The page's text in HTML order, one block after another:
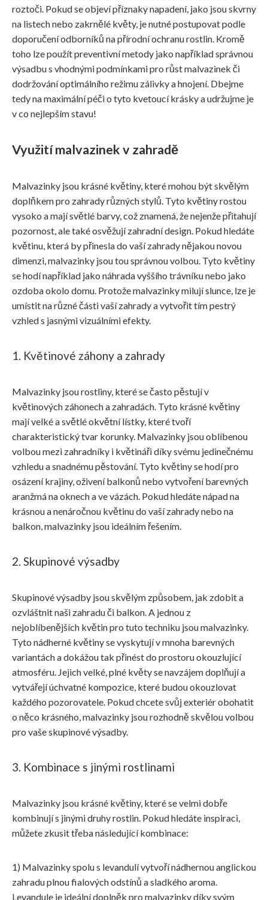
roztoči. Pokud se objeví příznaky napadení, jako jsou skvrny
na listech nebo zakrnělé květy, je nutné postupovat podle
doporučení odborníků na přírodní ochranu rostlin. Kromě
toho lze použít preventivní metody jako například správnou
výsadbu s vhodnými podmínkami pro růst malvazinek či
dodržování optimálního režimu zálivky a hnojení. Dbejme
tedy na maximální péči o tyto kvetoucí krásky a udržujme je
v co nejlepším stavu!
Využití malvazinek v zahradě
Malvazinky jsou krásné květiny, které mohou být skvělým
doplňkem pro zahrady různých stylů. Tyto květiny rostou
vysoko a mají světlé barvy, což znamená, že nejenže přitahují
pozornost, ale také osvěžují zahradní design. Pokud hledáte
květinu, která by přinesla do vaší zahrady nějakou novou
dimenzi, malvazinky jsou tou správnou volbou. Tyto květiny
se hodí například jako náhrada vyššího trávníku nebo jako
ozdoba okolo domu. Protože malvazinky milují slunce, lze je
umístit na různé části vaší zahrady a vytvořit tím pestrý
vzhled s jasnými vizuálními efekty.
1. Květinové záhony a zahrady
Malvazinky jsou rostliny, které se často pěstují v
květinových záhonech a zahradách. Tyto krásné květiny
mají velké a světlé okvětní lístky, které tvoří
charakteristický tvar korunky. Malvazinky jsou oblíbenou
volbou mezi zahradníky i květináři díky svému jedinečnému
vzhledu a snadnému pěstování. Tyto květiny se hodí pro
osázení krajiny, oživení balkonů nebo vytvoření barevných
aranžmá na oknech a ve vázách. Pokud hledáte nápad na
krásnou a nenáročnou květinu do vaší zahrady nebo na
balkon, malvazinky jsou ideálním řešením.
2. Skupinové výsadby
Skupinové výsadby jsou skvělým způsobem, jak zdobit a
ozvláštnit naši zahradu či balkon. A jednou z
nejoblíbenějších květin pro tuto techniku jsou malvazinky.
Tyto nádherné květiny se vyskytují v mnoha barevných
variantách a dokážou tak přinést do prostoru okouzlující
atmosféru. Jejich velké, plné květy se navzájem doplňují a
vytvářejí úchvatné kompozice, které budou okouzlovat
každého pozorovatele. Pokud chcete svůj exteriér obohatit
o něco krásného, malvazinky jsou rozhodně skvělou volbou
pro vaše skupinové výsadby.
3. Kombinace s jinými rostlinami
Malvazinky jsou krásné květiny, které se velmi dobře
kombinují s jinými druhy rostlin. Pokud hledáte inspiraci,
můžete zkusit třeba následující kombinace:
1) Malvazinky spolu s levandulí vytvoří nádhernou anglickou
zahradu plnou fialových odstínů a sladkého aroma.
Levandule je ideální doplněk pro malvazinky díky svým